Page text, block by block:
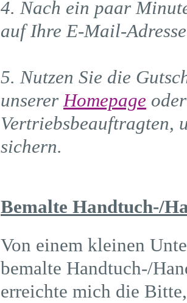
4. Nach ein paar
auf Ihre E-Mail-
5. Nutzen Sie die
unsererHomepage
Vertriebsbeauftragten,
sichern.
Bemalte Handtuch-/
Von einem kleinen
bemalte Handtuch-/
erreichte mich die